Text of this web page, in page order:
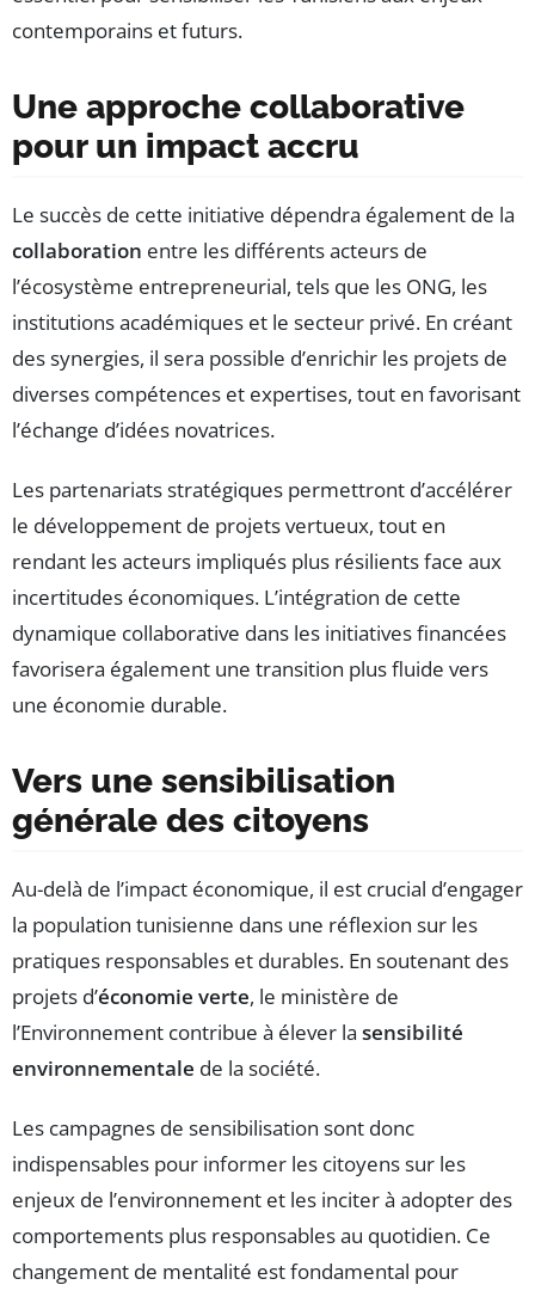
contemporains et futurs.
Une approche collaborative
pour un impact accru
Le succès de cette initiative dépendra également de la
collaboration entre les différents acteurs de
l’écosystème entrepreneurial, tels que les ONG, les
institutions académiques et le secteur privé. En créant
des synergies, il sera possible d’enrichir les projets de
diverses compétences et expertises, tout en favorisant
l’échange d’idées novatrices.
Les partenariats stratégiques permettront d’accélérer
le développement de projets vertueux, tout en
rendant les acteurs impliqués plus résilients face aux
incertitudes économiques. L’intégration de cette
dynamique collaborative dans les initiatives financées
favorisera également une transition plus fluide vers
une économie durable.
Vers une sensibilisation
générale des citoyens
Au-delà de l’impact économique, il est crucial d’engager
la population tunisienne dans une réflexion sur les
pratiques responsables et durables. En soutenant des
projets d’économie verte, le ministère de
l’Environnement contribue à élever la sensibilité
environnementale de la société.
Les campagnes de sensibilisation sont donc
indispensables pour informer les citoyens sur les
enjeux de l’environnement et les inciter à adopter des
comportements plus responsables au quotidien. Ce
changement de mentalité est fondamental pour